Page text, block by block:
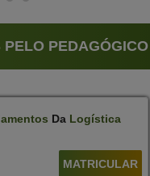
PEDAGÓGICO
Da Logística
MATRICULAR